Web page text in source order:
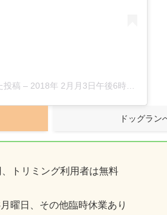
投稿 – 2018年 2月月3日午後6時18分PST
ドッグラン
トリミング利用者は無料
曜日、その他臨時休業あり